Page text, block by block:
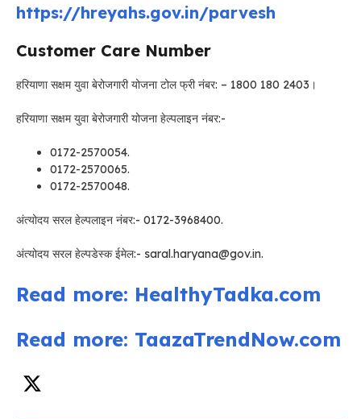
https://hreyahs.gov.in/parvesh
Customer Care Number
हरियाणा सक्षम युवा बेरोजगारी योजना टोल फ्री नंबर: – 1800 180 2403।
हरियाणा सक्षम युवा बेरोजगारी योजना हेल्पलाइन नंबर:-
0172-2570054.
0172-2570065.
0172-2570048.
अंत्योदय सरल हेल्पलाइन नंबर:- 0172-3968400.
अंत्योदय सरल हेल्पडेस्क ईमेल:- saral.haryana@gov.in.
Read more: HealthyTadka.com
Read more: TaazaTrendNow.com